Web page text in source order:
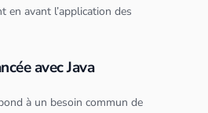
en avant l’application des
avec Java
à un besoin commun de